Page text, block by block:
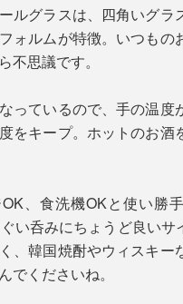
ルグラスは、四角いグラ
ォルムが特徴。いつもの
不思議です。
っているので、手の温度
をキープ。ホットのお酒
、食洗機OKと使い勝
い呑みにちょうど良いサ
、韓国焼酎やウィスキー
でくださいね。